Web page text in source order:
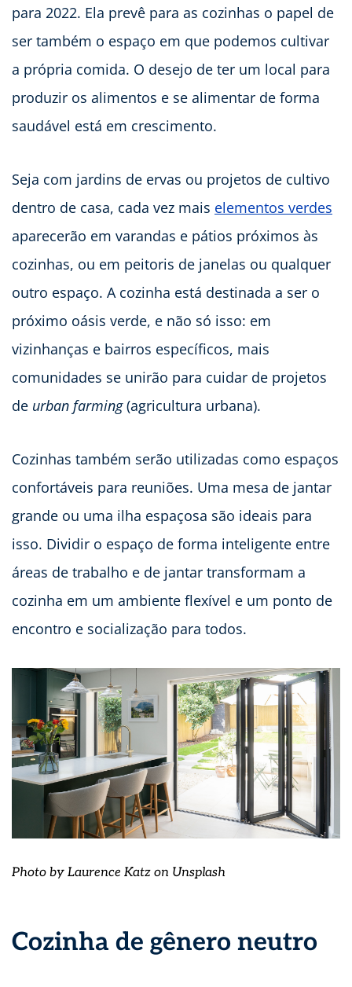
para 2022. Ela prevê para as cozinhas o papel de
ser também o espaço em que podemos cultivar
a própria comida. O desejo de ter um local para
produzir os alimentos e se alimentar de forma
saudável está em crescimento.
Seja com jardins de ervas ou projetos de cultivo
dentro de casa, cada vez mais elementos verdes
aparecerão em varandas e pátios próximos às
cozinhas, ou em peitoris de janelas ou qualquer
outro espaço. A cozinha está destinada a ser o
próximo oásis verde, e não só isso: em
vizinhanças e bairros específicos, mais
comunidades se unirão para cuidar de projetos
de urban farming(agricultura urbana).
Cozinhas também serão utilizadas como espaços
confortáveis para reuniões. Uma mesa de jantar
grande ou uma ilha espaçosa são ideais para
isso. Dividir o espaço de forma inteligente entre
áreas de trabalho e de jantar transformam a
cozinha em um ambiente flexível e um ponto de
encontro e socialização para todos.
Photo by Laurence Katz on Unsplash
Cozinha de gênero neutro